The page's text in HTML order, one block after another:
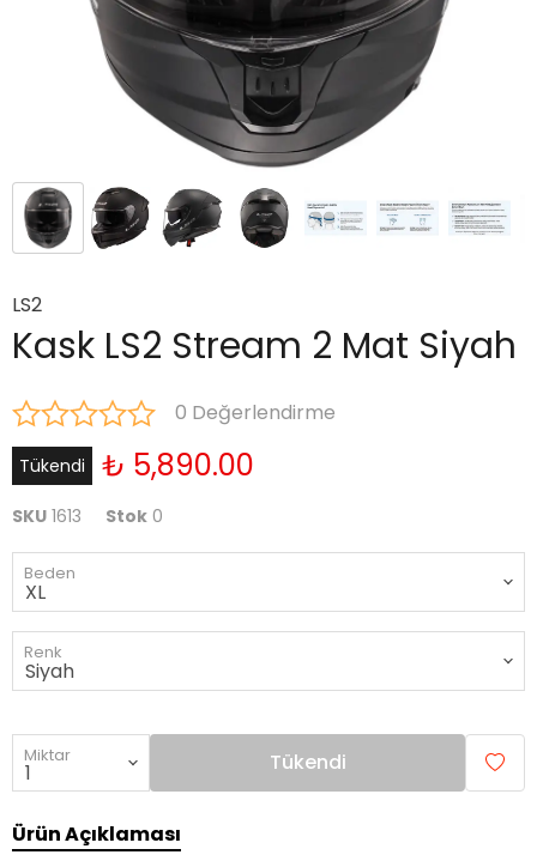
LS2
Kask LS2 Stream 2 Mat Siyah
0 Değerlendirme
Tükendi ₺ 5,890.00
SKU 1613 Stok 0
Beden
Renk
Miktar Tükendi
Ürün Açıklaması